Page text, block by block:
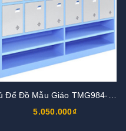
5.050.000₫